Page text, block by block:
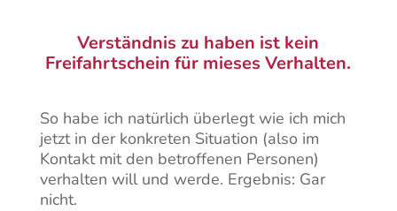
Verständnis zu haben ist kein
Freifahrtschein für mieses Verhalten.
So habe ich natürlich überlegt wie ich mich
jetzt in der konkreten Situation (also im
Kontakt mit den betroffenen Personen)
verhalten will und werde. Ergebnis: Gar
nicht.